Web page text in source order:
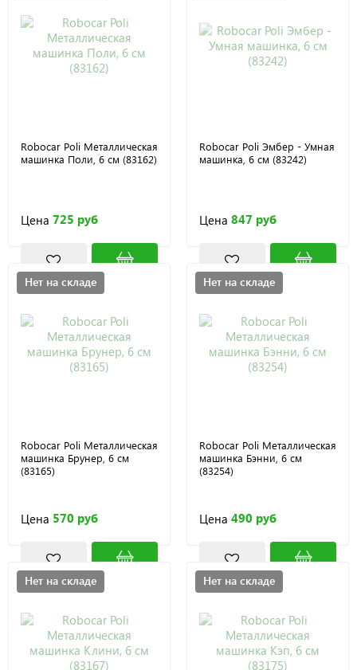
Robocar Poli Металлическая
машинка Поли, 6 см (83162)
Цена 725 руб
Robocar Poli Эмбер - Умная
машинка, 6 см (83242)
Цена 847 руб
Нет на складе
Robocar Poli Металлическая
машинка Брунер, 6 см
(83165)
Цена 570 руб
Нет на складе
Robocar Poli Металлическая
машинка Бэнни, 6 см
(83254)
Цена 490 руб
Нет на складе Нет на складе